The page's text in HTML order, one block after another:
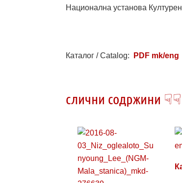
Национална установа
Каталог / Catalog: PDF mk/eng
слични содржини